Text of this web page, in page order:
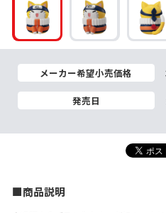
メーカー希望小売価格
発売日
■商品説明